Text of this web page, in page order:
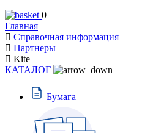
0
Главная
Справочная информация
Партнеры
Kite
КАТАЛОГ
Бумага